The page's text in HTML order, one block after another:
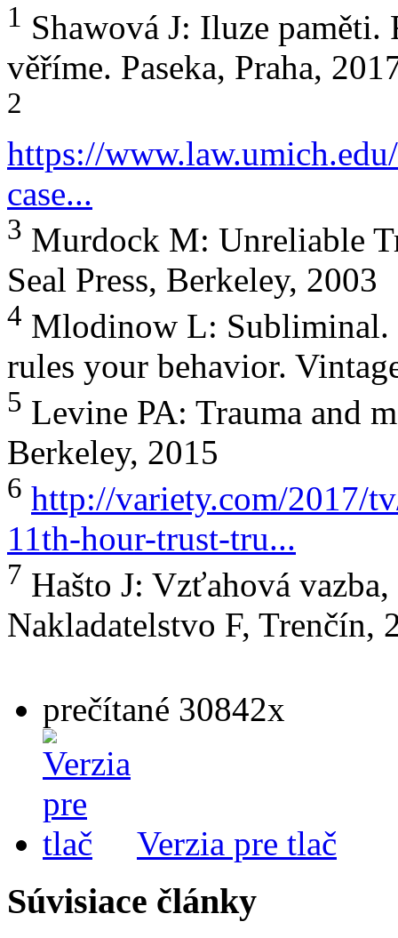
1 Shawová J: Iluze
věříme. Paseka, Praha,
2
https://
case...
3 Murdock M: Unreliable
Seal Press, Berkeley, 2003
4 Mlodinow L: Subliminal.
rules your behavior.
5 Levine PA: Trauma and
Berkeley, 2015
6 http://variety.com/2017/
11th-hour-trust-tru...
7 Hašto J: Vzťahová
Nakladatelstvo F, Trenčín,
prečítané 30842x
Verzia pre tlač
Súvisiace články